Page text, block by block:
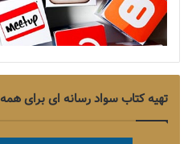
تهیه کتاب سواد رسانه ای برای همه